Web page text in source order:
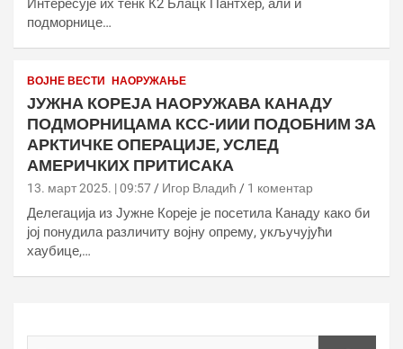
Интересује их тенк К2 Блацк Пантхер, али и
подморнице…
ВОЈНЕ ВЕСТИ НАОРУЖАЊЕ
ЈУЖНА КОРЕЈА НАОРУЖАВА КАНАДУ
ПОДМОРНИЦАМА КСС-ИИИ ПОДОБНИМ ЗА
АРКТИЧКЕ ОПЕРАЦИЈЕ, УСЛЕД
АМЕРИЧКИХ ПРИТИСАКА
13. март 2025. | 09:57 Игор Владић 1 коментар
Делегација из Јужне Кореје је посетила Канаду како би
јој понудила различиту војну опрему, укључујући
хаубице,…